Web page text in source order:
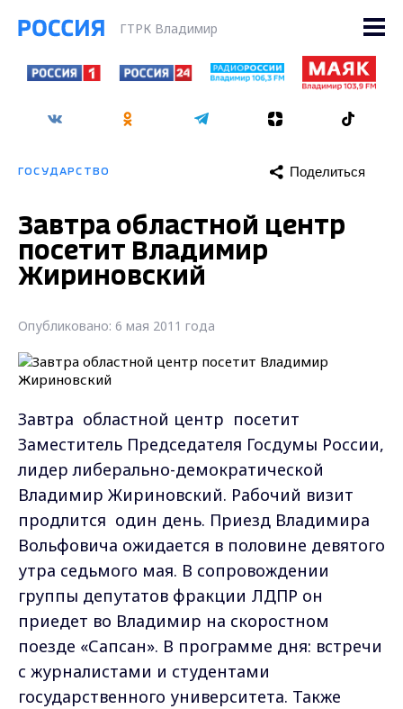
ГТРК Владимир
ГОСУДАРСТВО Поделиться
Завтра областной центр
посетит Владимир
Жириновский
Опубликовано: 6 мая 2011 года
Завтра областной центр посетит
Заместитель Председателя Госдумы России,
лидер либерально-демократической
Владимир Жириновский. Рабочий визит
продлится один день. Приезд Владимира
Вольфовича ожидается в половине девятого
утра седьмого мая. В сопровождении
группы депутатов фракции ЛДПР он
приедет во Владимир на скоростном
поезде «Сапсан». В программе дня: встречи
с журналистами и студентами
государственного университета. Также